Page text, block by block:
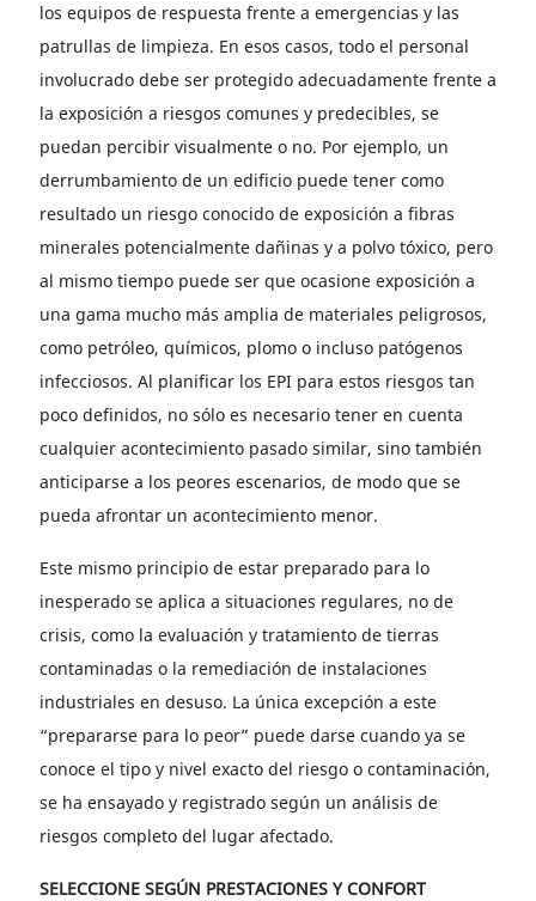
los equipos de respuesta frente a emergencias y las
patrullas de limpieza. En esos casos, todo el personal
involucrado debe ser protegido adecuadamente frente a
la exposición a riesgos comunes y predecibles, se
puedan percibir visualmente o no. Por ejemplo, un
derrumbamiento de un edificio puede tener como
resultado un riesgo conocido de exposición a fibras
minerales potencialmente dañinas y a polvo tóxico, pero
al mismo tiempo puede ser que ocasione exposición a
una gama mucho más amplia de materiales peligrosos,
como petróleo, químicos, plomo o incluso patógenos
infecciosos. Al planificar los EPI para estos riesgos tan
poco definidos, no sólo es necesario tener en cuenta
cualquier acontecimiento pasado similar, sino también
anticiparse a los peores escenarios, de modo que se
pueda afrontar un acontecimiento menor.
Este mismo principio de estar preparado para lo
inesperado se aplica a situaciones regulares, no de
crisis, como la evaluación y tratamiento de tierras
contaminadas o la remediación de instalaciones
industriales en desuso. La única excepción a este
“prepararse para lo peor” puede darse cuando ya se
conoce el tipo y nivel exacto del riesgo o contaminación,
se ha ensayado y registrado según un análisis de
riesgos completo del lugar afectado.
SELECCIONE SEGÚN PRESTACIONES Y CONFORT